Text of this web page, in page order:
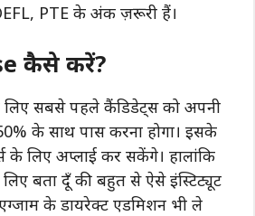
PTE के अंक ज़रूरी हैं।
कैसे करें?
लिए सबसे पहले कैंडिडेट्स को अपनी
के साथ पास करना होगा। इसके
के लिए अप्लाई कर सकेंगे। हालांकि
बता दूँ की बहुत से ऐसे इंस्टिट्यूट
एग्जाम के डायरेक्ट एडमिशन भी ले